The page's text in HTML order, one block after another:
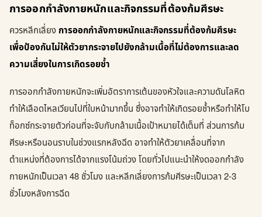
การออกกำลังกายหนักและกิจกรรมที่ต้องก้มศีรษะ
ควรหลีกเลี่ยงการออกกำลังกายหนักและกิจกรรมที่ต้องก้มศีรษะ
เพื่อป้องกันไม่ให้ตัวยากระจายไปยังกล้ามเนื้อที่ไม่ต้องการและลด
ความเสี่ยงในการเกิดรอยช้ำ
การออกกำลังกายหนักจะเพิ่มอัตราการเต้นของหัวใจและความดันโลหิต
ทำให้เลือดไหลเวียนไปที่ใบหน้ามากขึ้น ซึ่งอาจทำให้เกิดรอยช้ำหรือทำให้โบ
ท็อกซ์กระจายตัวก่อนที่จะจับกับกล้ามเนื้อเป้าหมายได้เต็มที่ ส่วนการก้ม
ศีรษะหรือนอนราบในช่วงแรกหลังฉีด อาจทำให้ตัวยาเคลื่อนที่จาก
ตำแหน่งที่ต้องการได้จากแรงโน้มถ่วง โดยทั่วไปแนะนำให้งดออกกำลัง
กายหนักเป็นเวลา 48 ชั่วโมง และหลีกเลี่ยงการก้มศีรษะเป็นเวลา 2-3
ชั่วโมงหลังการฉีด